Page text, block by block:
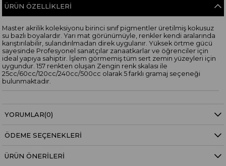
ÜRÜN ÖZELLIKLERI
Master akrilik koleksiyonu birinci sınıf pigmentler üretilmiş kokusuz
su bazlı boyalardır. Yarı mat görünümüyle, renkler kendi aralarında
karıştırılabilir, sulandırılmadan direk uygulanır. Yüksek örtme gücü
sayesinde Profesyonel sanatçılar zanaatkarlar ve öğrenciler için
ideal yapıya sahiptir. İşlem görmemiş tüm sert zemin yüzeyleri için
uygundur. 157 renkten oluşan Zengin renk skalası ile
25cc/60cc/120cc/240cc/500cc olarak 5 farklı gramaj seçeneği
bulunmaktadır.
YORUMLAR(0)
ÖDEME SEÇENEKLERI
ÜRÜN ÖNERILERI